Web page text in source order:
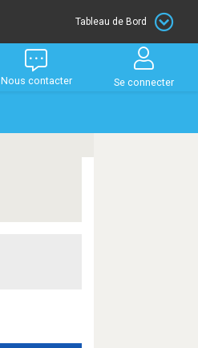
Tableau de Bord
Nous contacter Se connecter